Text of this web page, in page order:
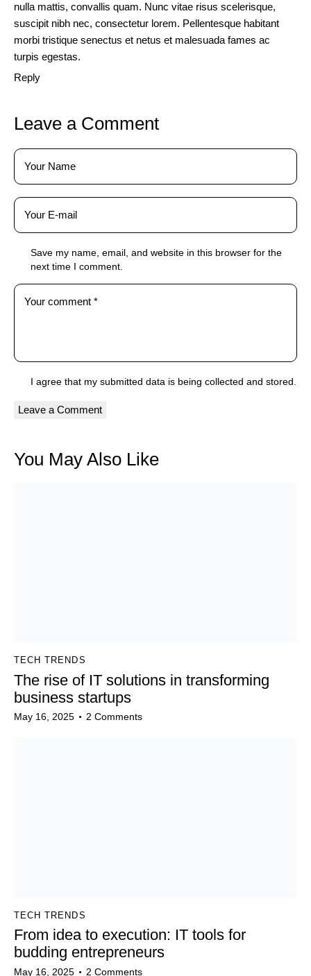
nulla mattis, convallis quam. Nunc vitae risus scelerisque,
suscipit nibh nec, consectetur lorem. Pellentesque habitant
morbi tristique senectus et netus et malesuada fames ac
turpis egestas.
Reply
Leave a Comment
Save my name, email, and website in this browser for the
next time I comment.
I agree that my submitted data is being collected and stored
You May Also Like
TECH TRENDS
The rise of IT solutions in transforming
business startups
May 16, 2025 2 Comments
TECH TRENDS
From idea to execution: IT tools for
budding entrepreneurs
May 16, 2025 2 Comments